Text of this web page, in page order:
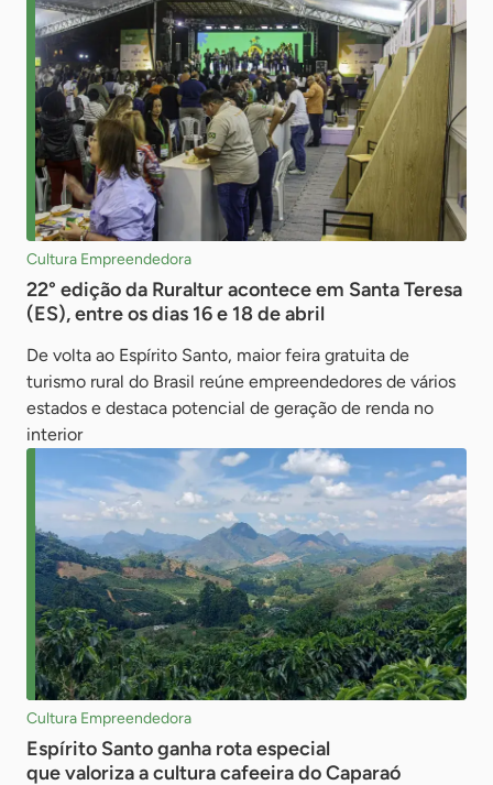
Cultura Empreendedora
22° edição da Ruraltur acontece em Santa Teresa
(ES), entre os dias 16 e 18 de abril
De volta ao Espírito Santo, maior feira gratuita de
turismo rural do Brasil reúne empreendedores de vários
estados e destaca potencial de geração de renda no
interior
Cultura Empreendedora
Espírito Santo ganha rota especial
que valoriza a cultura cafeeira do Caparaó